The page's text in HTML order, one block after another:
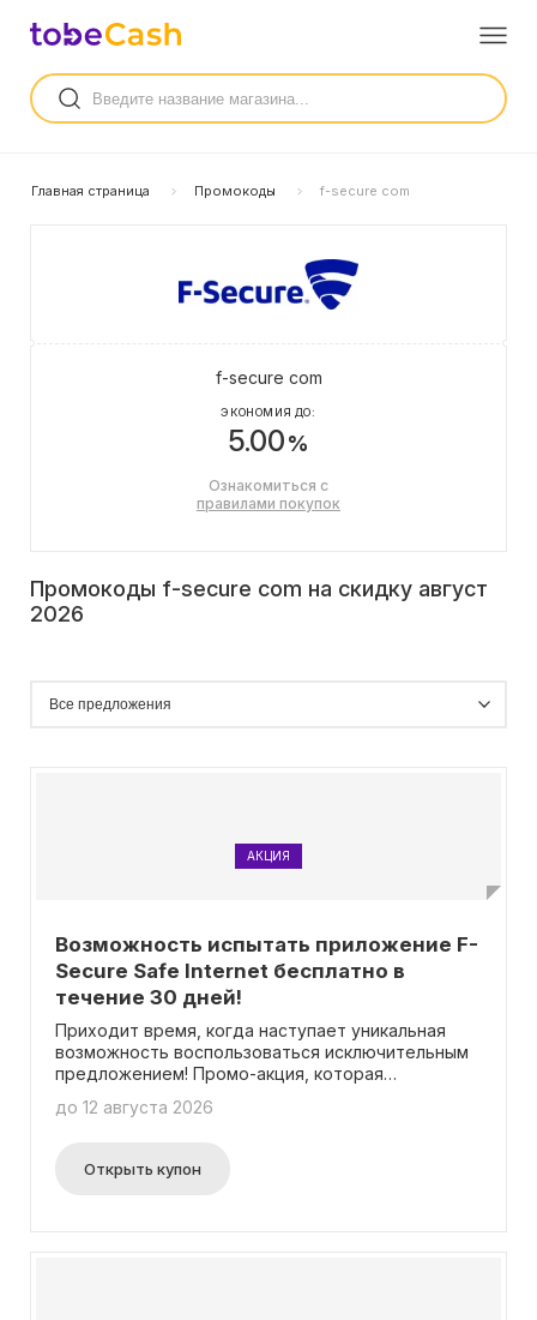
Главная страница Промокоды f-secure com
f-secure com
ЭКОНОМИЯ ДО:
5.00%
Ознакомиться с
правилами покупок
Промокоды f-secure com на скидку август
2026
АКЦИЯ
Возможность испытать приложение F-
Secure Safe Internet бесплатно в
течение 30 дней!
Приходит время, когда наступает уникальная
возможность воспользоваться исключительным
предложением! Промо-акция, которая
нашем веб-сайте, теперь доступна для всех
присоединиться к нашему сообществу, получить
привилегии и особые бонусы, действующие
до 12 августа 2026
Открыть купон